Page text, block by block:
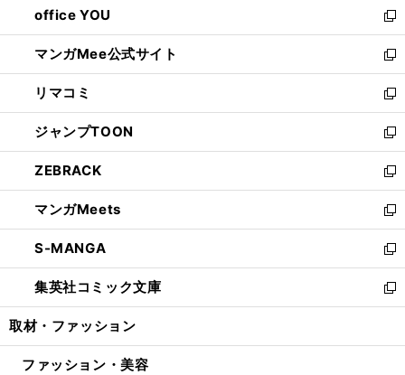
く
で
開
く
ィ
ン
ド
ウ
で
開
く
い
ウ
ィ
ン
ド
ウ
で
開
く
office YOU
新
し
い
ウ
ィ
ン
ド
ウ
で
開
く
マンガMee公式サイト
新
し
い
ウ
ィ
ン
ド
ウ
で
開
く
リマコミ
新
し
い
ウ
ィ
ン
ド
ウ
で
開
く
ジャンプTOON
新
し
い
ウ
ィ
ン
ド
ウ
で
開
ZEBRACK
新
し
い
ウ
ィ
ン
ド
ウ
開
マンガMeets
新
し
い
ウ
ィ
ン
ウ
S-MANGA
新
し
い
ウ
ン
集英社コミック文庫
新
し
ウ
取材・ファッション
ファッション・美容